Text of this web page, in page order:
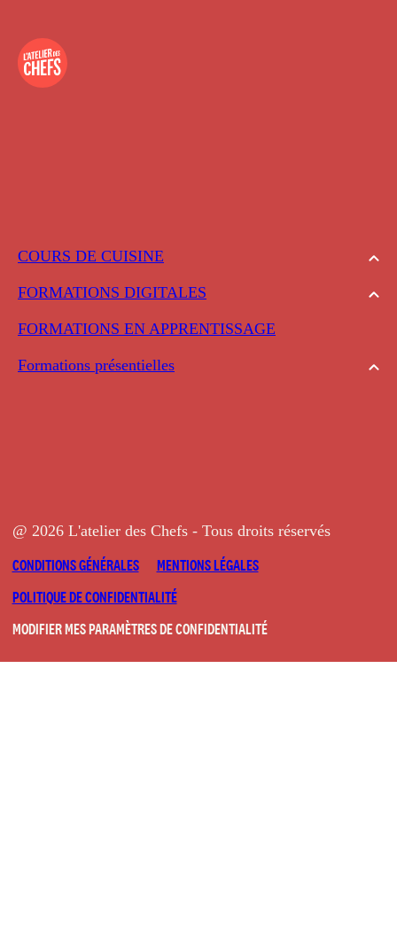
COURS DE CUISINE
FORMATIONS DIGITALES
FORMATIONS EN APPRENTISSAGE
Formations présentielles
@ 2026 L'atelier des Chefs - Tous droits réservés
CONDITIONS GÉNÉRALES
MENTIONS LÉGALES
POLITIQUE DE CONFIDENTIALITÉ
MODIFIER MES PARAMÈTRES DE CONFIDENTIALITÉ